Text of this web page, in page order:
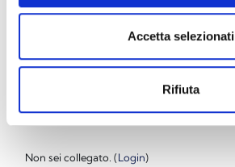
Accetta selezionati
Rifiuta
Non sei collegato. (Login)